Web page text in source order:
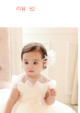
리뷰 : 82